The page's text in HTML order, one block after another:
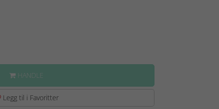
HANDLE
Legg til i Favoritter